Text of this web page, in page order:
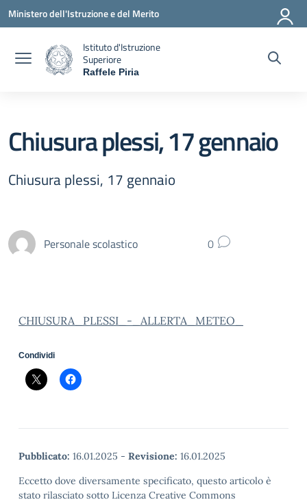
Vai ai contenuti
Vai al menu di navigazione
Vai al footer
Ministero dell'Istruzione e del Merito
Istituto d'Istruzione
Superiore
Raffele Piria
Chiusura plessi, 17 gennaio
Chiusura plessi, 17 gennaio
Personale scolastico 0
CHIUSURA_PLESSI_-_ALLERTA_METEO_
Condividi
Pubblicato: 16.01.2025 - Revisione: 16.01.2025
Eccetto dove diversamente specificato, questo articolo è
stato rilasciato sotto Licenza Creative Commons